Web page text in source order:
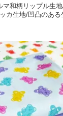
マ和柄リップル生
カ生地/凹凸のある